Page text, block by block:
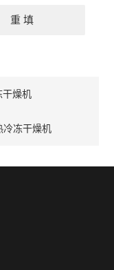
干燥机
冷冻干燥机